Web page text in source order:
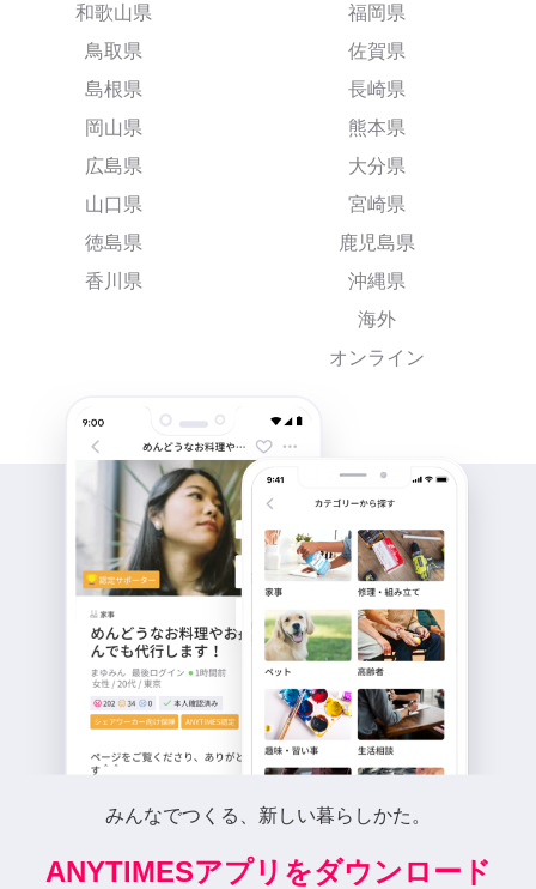
和歌山県
鳥取県
島根県
岡山県
広島県
山口県
徳島県
香川県
福岡県
佐賀県
長崎県
熊本県
大分県
宮崎県
鹿児島県
沖縄県
海外
オンライン
みんなでつくる、新しい暮らしかた。
ANYTIMESアプリをダウンロード